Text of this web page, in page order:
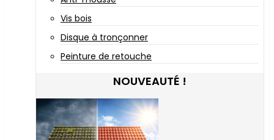
Vis bois
Disque à tronçonner
Peinture de retouche
NOUVEAUTÉ !